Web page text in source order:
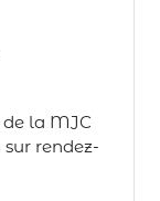
de la MJC
rendez-